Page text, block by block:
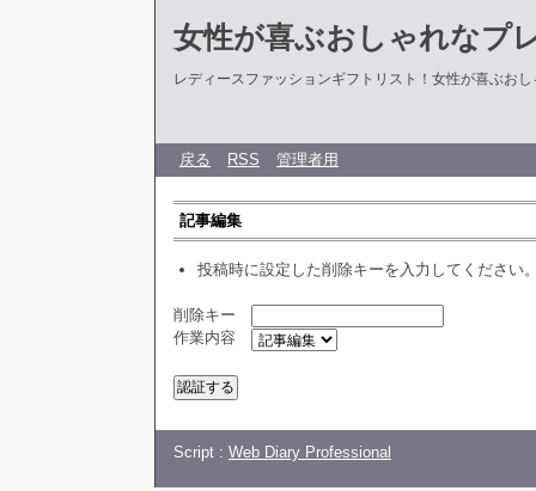
女性が喜ぶおしゃれなプ
レディースファッションギフトリスト！女性が喜ぶお
戻る RSS 管理者用
記事編集
投稿時に設定した削除キーを入力してください
削除キー
作業内容
Script : Web Diary Professional